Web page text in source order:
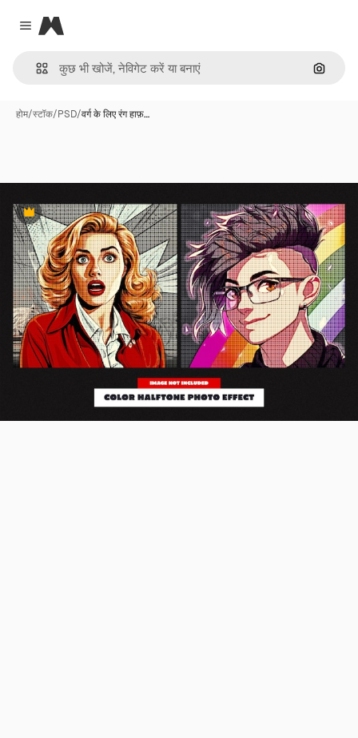
Close menu
Magnific
इमेज से
होम/स्टॉक/PSD/वर्ग के लिए रंग हाफ़…
Premium